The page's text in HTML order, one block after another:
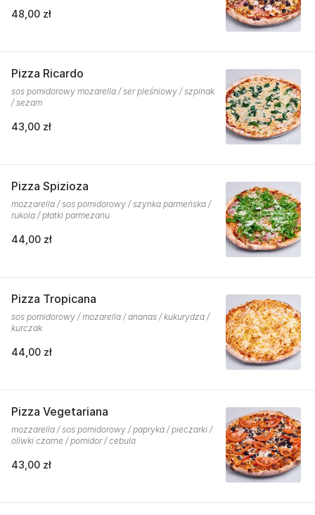
48,00 zł
Pizza Ricardo
sos pomidorowy mozarella / ser pleśniowy / szpinak
/ sezam
43,00 zł
Pizza Spizioza
mozzarella / sos pomidorowy / szynka parmeńska /
rukola / płatki parmezanu
44,00 zł
Pizza Tropicana
sos pomidorowy / mozarella / ananas / kukurydza /
kurczak
44,00 zł
Pizza Vegetariana
mozzarella / sos pomidorowy / papryka / pieczarki /
oliwki czarne / pomidor / cebula
43,00 zł